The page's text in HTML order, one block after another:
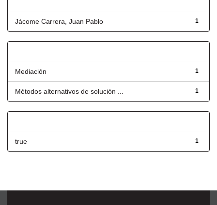
1
Jácome Carrera, Juan Pablo
1
Mediación
1
Métodos alternativos de solución ...
1
true